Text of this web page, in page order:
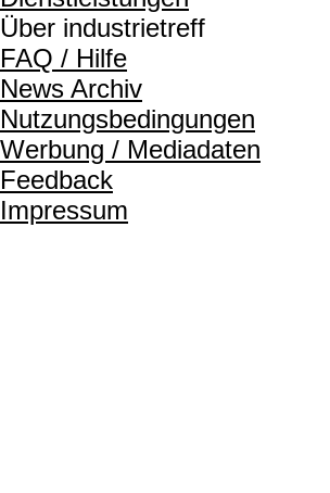
Über industrietreff
FAQ / Hilfe
News Archiv
Nutzungsbedingungen
Werbung / Mediadaten
Feedback
Impressum